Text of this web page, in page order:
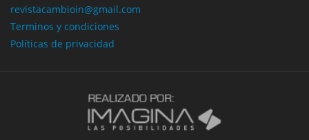
revistacambioin@gmail.com
Terminos y condiciones
Políticas de privacidad